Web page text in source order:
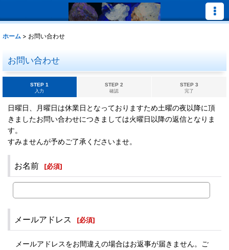
ホーム > お問い合わせ
お問い合わせ
STEP 1
入力
STEP 2
確認
STEP 3
完了
日曜日、月曜日は休業日となっておりますため土曜の夜以降に頂
きましたお問い合わせにつきましては火曜日以降の返信となりま
す。
すみませんが予めご了承くださいませ。
お名前 [必須]
メールアドレス [必須]
メールアドレスをお間違えの場合はお返事が届きません。ご